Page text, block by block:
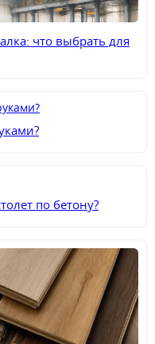
что выбрать для
по бетону?